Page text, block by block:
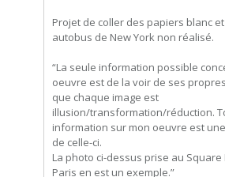
Projet de coller des papiers blanc
autobus de New York non réalisé.
“La seule information possible
oeuvre est de la voir de ses
que chaque image est
illusion/transformation/réduction.
information sur mon oeuvre est
de celle-ci.
La photo ci-dessus prise au
Paris en est un exemple.”